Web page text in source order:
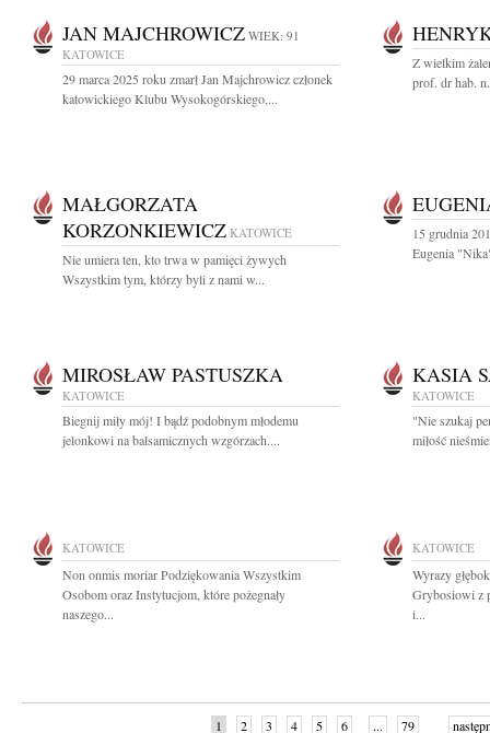
JAN MAJCHROWICZ WIEK: 91
KATOWICE
29 marca 2025 roku zmarł Jan Majchrowicz członek
katowickiego Klubu Wysokogórskiego,...
Z wielkim
prof. dr hab.
MAŁGORZATA
KORZONKIEWICZ KATOWICE
Nie umiera ten, kto trwa w pamięci żywych
Wszystkim tym, którzy byli z nami w...
15 grudnia
Eugenia
MIROSŁAW PASTUSZKA
KATOWICE
Biegnij miły mój! I bądź podobnym młodemu
jelonkowi na balsamicznych wzgórzach....
KASIA
KATOWICE
"Nie szukaj
miłość
KATOWICE
Non onmis moriar Podziękowania Wszystkim
Osobom oraz Instytucjom, które pożegnały
naszego...
KATOWICE
Wyrazy
Grybosiowi z
i...
1 2 3 4 5 6 ... 79